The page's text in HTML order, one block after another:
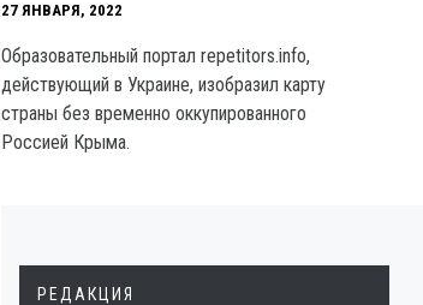
27 ЯНВАРЯ, 2022
Образовательный портал repetitors.info,
действующий в Украине, изобразил карту
страны без временно оккупированного
Россией Крыма.
РЕДАКЦИЯ